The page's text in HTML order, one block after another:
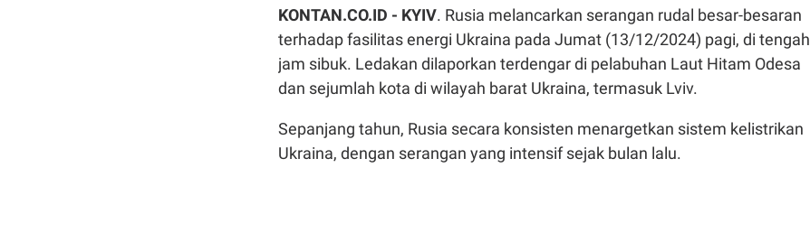
KONTAN.CO.ID - KYIV. Rusia melancarkan serangan rudal besar-besaran
terhadap fasilitas energi Ukraina pada Jumat (13/12/2024) pagi, di tengah
jam sibuk. Ledakan dilaporkan terdengar di pelabuhan Laut Hitam Odesa
dan sejumlah kota di wilayah barat Ukraina, termasuk Lviv.
Sepanjang tahun, Rusia secara konsisten menargetkan sistem kelistrikan
Ukraina, dengan serangan yang intensif sejak bulan lalu.